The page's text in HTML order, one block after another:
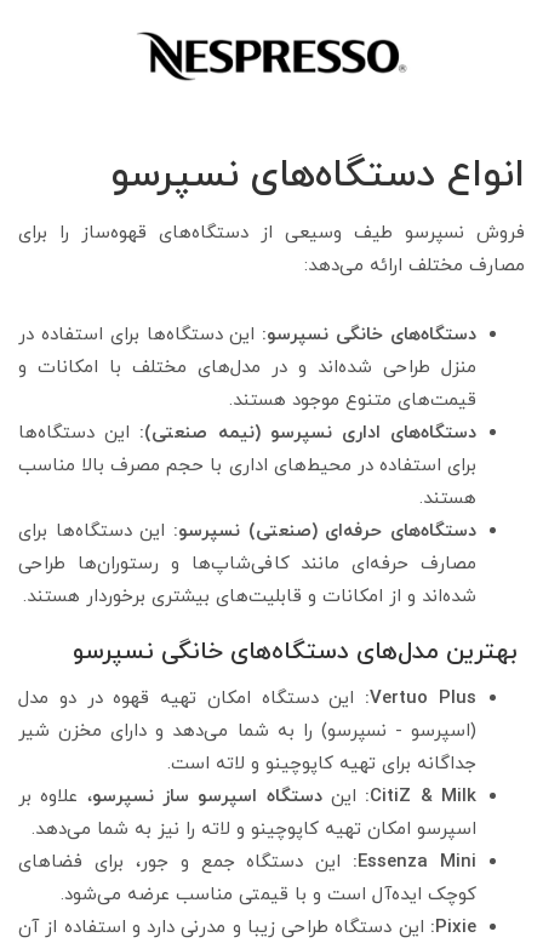
انواع دستگاه‌های نسپرسو
فروش نسپرسو طیف وسیعی از دستگاه‌های قهوه‌ساز را برای
مصارف مختلف ارائه می‌دهد:
دستگاه‌های خانگی نسپرسو: این دستگاه‌ها برای استفاده در
منزل طراحی شده‌اند و در مدل‌های مختلف با امکانات و
قیمت‌های متنوع موجود هستند.
دستگاه‌های اداری نسپرسو (نیمه صنعتی): این دستگاه‌ها
برای استفاده در محیط‌های اداری با حجم مصرف بالا مناسب
هستند.
دستگاه‌های حرفه‌ای (صنعتی) نسپرسو: این دستگاه‌ها برای
مصارف حرفه‌ای مانند کافی‌شاپ‌ها و رستوران‌ها طراحی
شده‌اند و از امکانات و قابلیت‌های بیشتری برخوردار هستند.
بهترین مدل‌های دستگاه‌های خانگی نسپرسو
Vertuo Plus:
این دستگاه امکان تهیه قهوه در دو مدل
(اسپرسو - نسپرسو) را به شما می‌دهد و دارای مخزن شیر
جداگانه برای تهیه کاپوچینو و لاته است.
CitiZ & Milk:
ایندستگاه اسپرسو ساز نسپرسو، علاوه بر
اسپرسو امکان تهیه کاپوچینو و لاته را نیز به شما می‌دهد.
Essenza Mini:
این دستگاه جمع و جور، برای فضاهای
کوچک ایده‌آل است و با قیمتی مناسب عرضه می‌شود.
Pixie: این دستگاه طراحی زیبا و مدرنی دارد و استفاده از آن